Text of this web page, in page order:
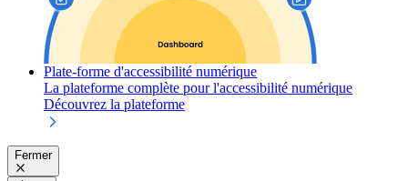
Plate-forme d'accessibilité numérique
La plateforme complète pour l'accessibilité numérique
Découvrez la plateforme
Fermer